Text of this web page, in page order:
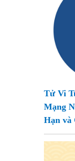
Tử Vi
Mạng
Hạn và